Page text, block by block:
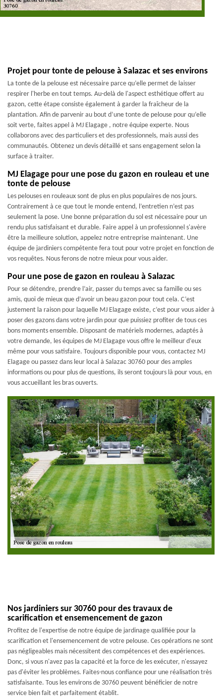
Projet pour tonte de pelouse à Salazac et ses environs
La tonte de la pelouse est nécessaire parce qu’elle permet de laisser
respirer l'herbe en tout temps. Au-delà de l'aspect esthétique offert au
gazon, cette étape consiste également à garder la fraîcheur de la
plantation. Afin de parvenir au bout d’une tonte de pelouse pour qu’elle
soit verte, faites appel à MJ Elagage , notre équipe experte. Nous
collaborons avec des particuliers et des professionnels, mais aussi des
communautés. Obtenez un devis détaillé et sans engagement selon la
surface à traiter.
MJ Elagage pour une pose du gazon en rouleau et une
tonte de pelouse
Les pelouses en rouleaux sont de plus en plus populaires de nos jours.
Contrairement à ce que tout le monde entend, l’entretien n’est pas
seulement la pose. Une bonne préparation du sol est nécessaire pour un
rendu plus satisfaisant et durable. Faire appel à un professionnel s'avère
être la meilleure solution, appelez notre entreprise maintenant. Une
équipe de jardiniers compétente fera tout pour votre projet en fonction de
vos requêtes. Nous ferons de notre mieux pour vous aider.
Pour une pose de gazon en rouleau à Salazac
Pour se détendre, prendre l’air, passer du temps avec sa famille ou ses
amis, quoi de mieux que d’avoir un beau gazon pour tout cela. C’est
justement la raison pour laquelle MJ Elagage existe, c’est pour vous aider à
poser des gazons dans votre jardin pour que puissiez profiter de tous ces
bons moments ensemble. Disposant de matériels modernes, adaptés à
votre demande, les équipes de MJ Elagage vous offre le meilleur d’eux
même pour vous satisfaire. Toujours disponible pour vous, contactez MJ
Elagage ou passez dans leur local à Salazac 30760 pour des amples
informations ou pour plus de questions, ils seront toujours là pour vous, en
vous accueillant les bras ouverts.
Nos jardiniers sur 30760 pour des travaux de
scarification et ensemencement de gazon
Profitez de l'expertise de notre équipe de jardinage qualifiée pour la
scarification et l'ensemencement de votre pelouse. Ces opérations ne sont
pas négligeables mais nécessitent des compétences et des expériences.
Donc, si vous n'avez pas la capacité et la force de les exécuter, n'essayez
pas d'éviter les problèmes. Faites-nous confiance pour une réalisation très
satisfaisante. Tous les environs de 30760 peuvent bénéficier de notre
service bien fait et parfaitement établit.